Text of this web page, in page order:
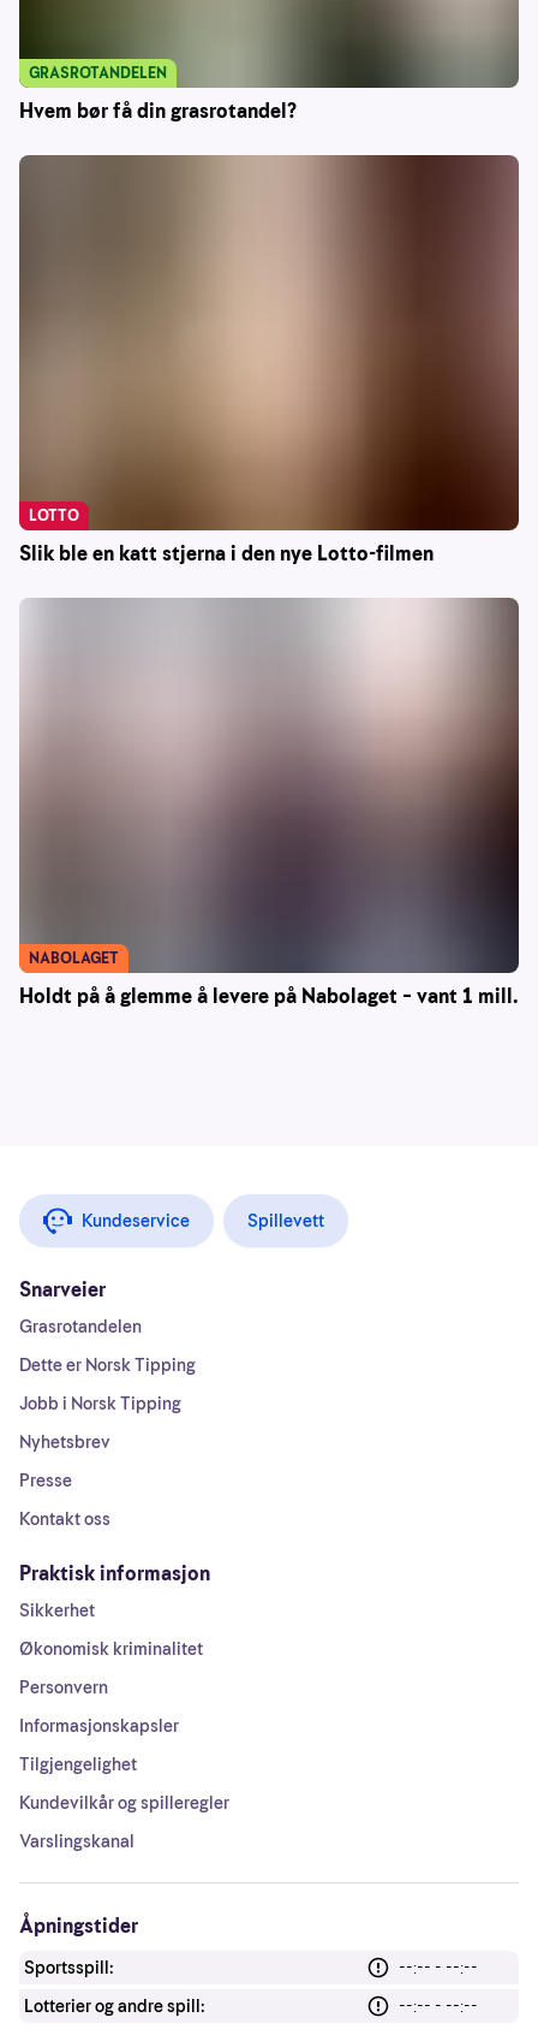
Hvem bør få din grasrotandel?
GRASROTANDELEN
Slik ble en katt stjerna i den nye Lotto-filmen
LOTTO
Holdt på å glemme å levere på Nabolaget – vant 1 mill.
NABOLAGET
Kundeservice Spillevett
Snarveier
Grasrotandelen
Dette er Norsk Tipping
Jobb i Norsk Tipping
Nyhetsbrev
Presse
Kontakt oss
Praktisk informasjon
Sikkerhet
Økonomisk kriminalitet
Personvern
Informasjonskapsler
Tilgjengelighet
Kundevilkår og spilleregler
Varslingskanal
Åpningstider
Sportsspill:
--:-- - --:--
Lotterier og andre spill:
--:-- - --:--